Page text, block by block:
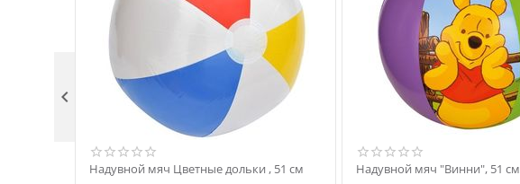
Надувной мяч Цветные дольки , 51 см Надувной мяч "Винни", 51 см
